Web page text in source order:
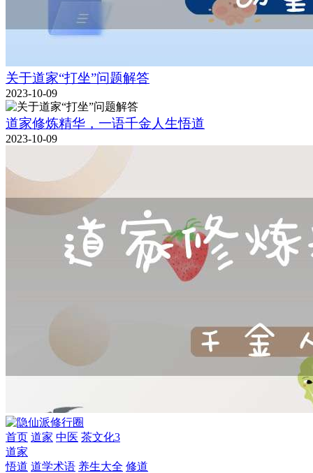
关于道家“打坐”问题解答
2023-10-09
道家修炼精华，一语千金人生悟道
2023-10-09
首页 道家 中医 茶文化3
道家
悟道 道学术语 养生大全 修道